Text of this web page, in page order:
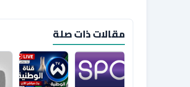
مقالات ذات صلة